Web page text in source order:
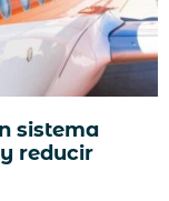
sistema
reducir